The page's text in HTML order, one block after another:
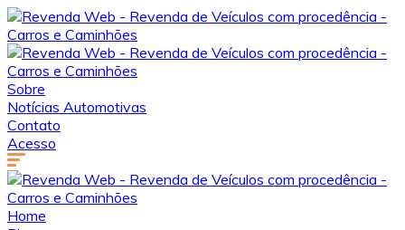
Sobre
Notícias Automotivas
Contato
Acesso
Home